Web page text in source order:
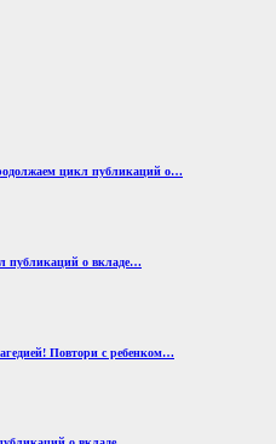
цикл публикаций о…
публикаций о вкладе…
Повтори с ребенком…